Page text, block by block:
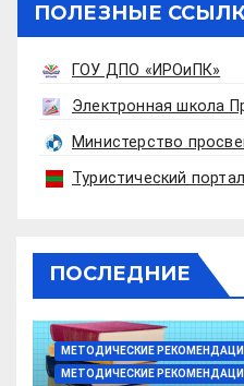
ПОЛЕЗНЫЕ
ГОУ ДПО «ИРОиПК»
Электронная школа
Министерство
Туристический
ПОСЛЕДНИЕ
МЕТОДИЧЕСКИЕ
МЕТОДИЧЕСКИЕ